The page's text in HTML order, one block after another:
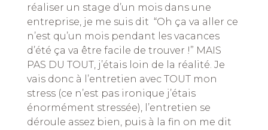
réaliser un stage d’un mois dans une
entreprise, je me suis dit “Oh ça va aller ce
n’est qu’un mois pendant les vacances
d’été ça va être facile de trouver !” MAIS
PAS DU TOUT, j’étais loin de la réalité. Je
vais donc à l’entretien avec TOUT mon
stress (ce n’est pas ironique j’étais
énormément stressée), l’entretien se
déroule assez bien, puis à la fin on me dit